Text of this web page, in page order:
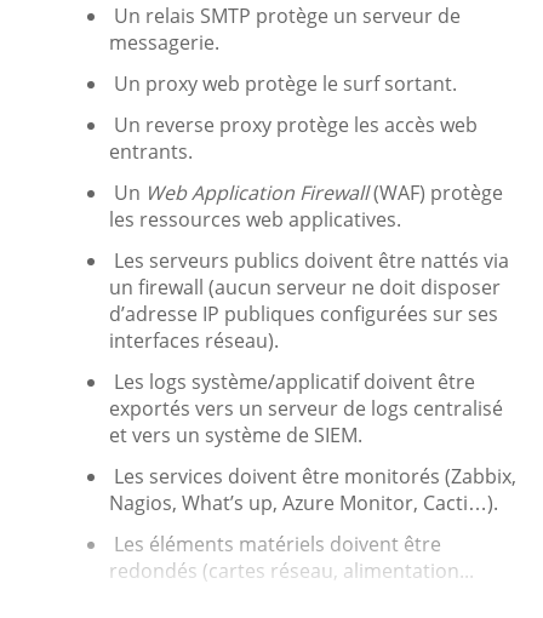
Un relais SMTP protège un serveur de
messagerie.
Un proxy web protège le surf sortant.
Un reverse proxy protège les accès web
entrants.
Un Web Application Firewall(WAF) protège
les ressources web applicatives.
Les serveurs publics doivent être nattés via
un firewall (aucun serveur ne doit disposer
d’adresse IP publiques configurées sur ses
interfaces réseau).
Les logs système/applicatif doivent être
exportés vers un serveur de logs centralisé
et vers un système de SIEM.
Les services doivent être monitorés (Zabbix,
Nagios, What’s up, Azure Monitor, Cacti…).
Les éléments matériels doivent être
redondés (cartes réseau, alimentation...